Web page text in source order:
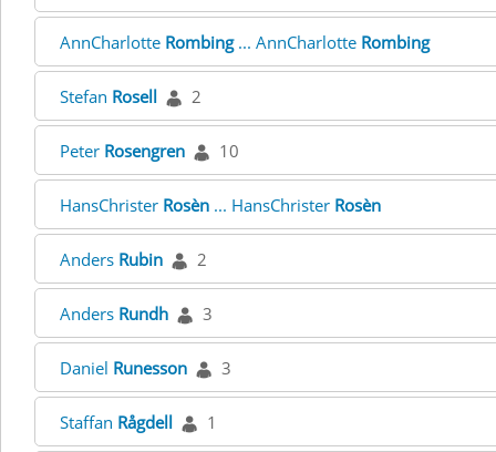
AnnCharlotte Rombing... AnnCharlotte Rombing
Stefan Rosell 2
Peter Rosengren 10
HansChrister Rosèn ... HansChrister Rosèn
Anders Rubin 2
Anders Rundh 3
Daniel Runesson 3
Staffan Rågdell 1